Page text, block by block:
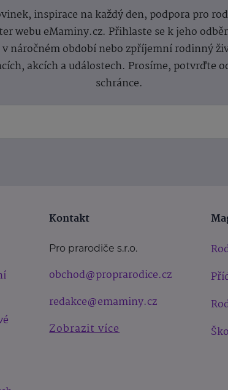
inspirace na každý den, podpora pro
webu eMaminy.cz. Přihlaste se k jeho
náročném období nebo zpříjemní rodinný
akcích a událostech. Prosíme, potvrďte
schránce.
Kontakt
Pro prarodiče s.r.o.
obchod@proprarodice.cz
redakce@emaminy.cz
Zobrazit více